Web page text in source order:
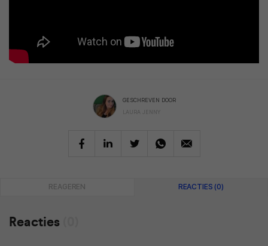
GESCHREVEN DOOR
LAURA JENNY
REAGEREN REACTIES (0)
Reacties